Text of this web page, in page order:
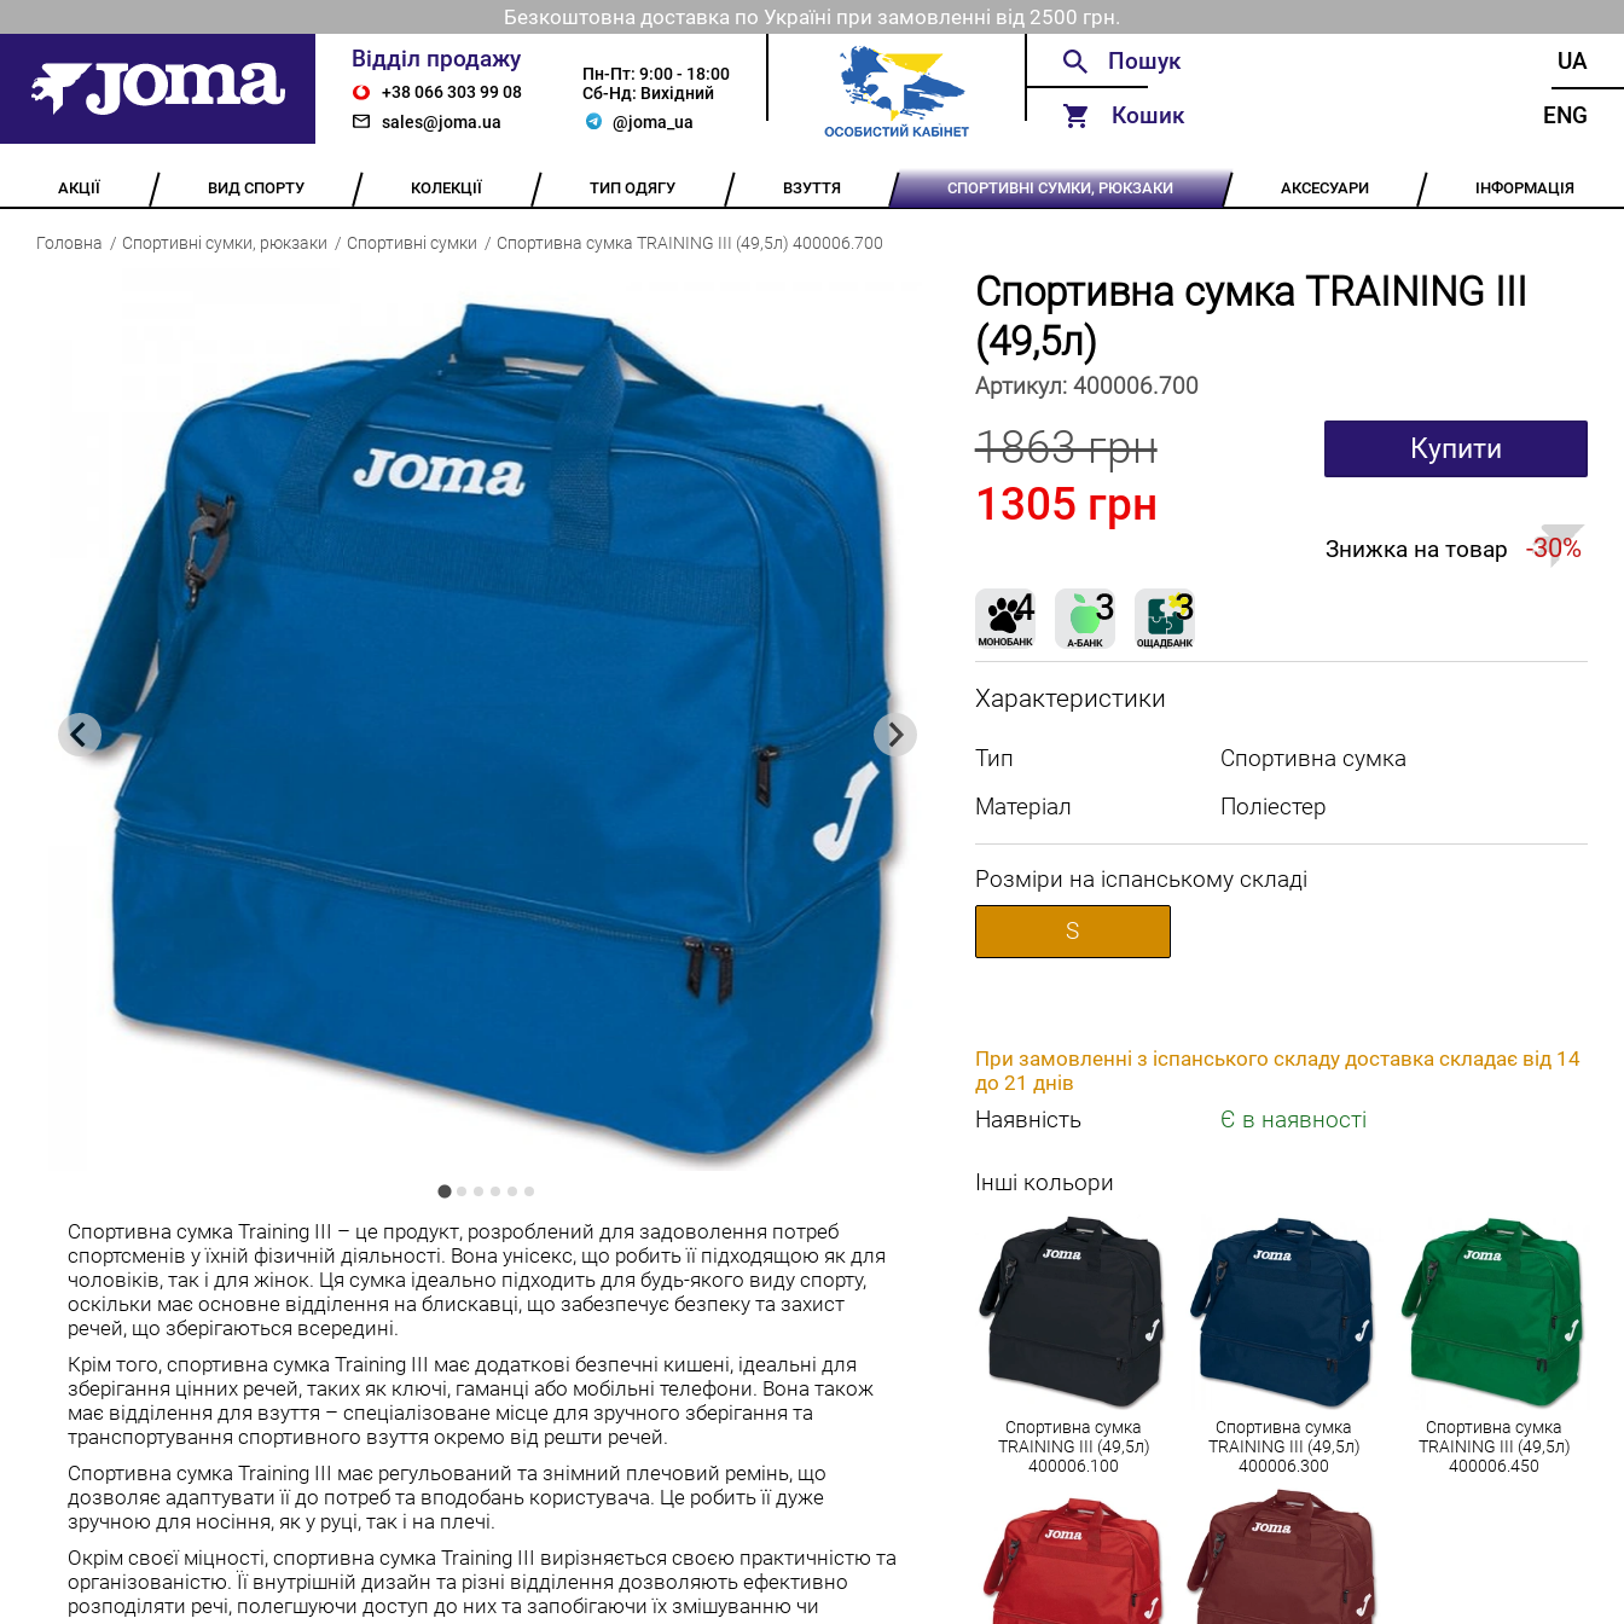
Безкоштовна доставка по Україні при замовленні від 2500 грн.
Відділ продажу
+38 066 303 99 08
sales@joma.ua
Пн-Пт: 9:00 - 18:00
Сб-Нд: Вихідний
@joma_ua
Кошик
UA
ENG
АКЦІЇ ВИД СПОРТУ КОЛЕКЦІЇ ТИП ОДЯГУ ВЗУТТЯ СПОРТИВНІ СУМКИ, РЮКЗАКИ АКСЕСУАРИ ІНФОРМАЦІЯ
Головна Спортивні сумки, рюкзаки Спортивні сумки Спортивна сумка TRAINING III (49,5л) 400006.700
Спортивна сумка Training III – це продукт, розроблений для задоволення потреб
спортсменів у їхній фізичній діяльності. Вона унісекс, що робить її підходящою як для
чоловіків, так і для жінок. Ця сумка ідеально підходить для будь-якого виду спорту,
оскільки має основне відділення на блискавці, що забезпечує безпеку та захист
речей, що зберігаються всередині.
Крім того, спортивна сумка Training III має додаткові безпечні кишені, ідеальні для
зберігання цінних речей, таких як ключі, гаманці або мобільні телефони. Вона також
має відділення для взуття – спеціалізоване місце для зручного зберігання та
транспортування спортивного взуття окремо від решти речей.
Спортивна сумка Training III має регульований та знімний плечовий ремінь, що
дозволяє адаптувати її до потреб та вподобань користувача. Це робить її дуже
зручною для носіння, як у руці, так і на плечі.
Окрім своєї міцності, спортивна сумка Training III вирізняється своєю практичністю та
організованістю. Її внутрішній дизайн та різні відділення дозволяють ефективно
розподіляти речі, полегшуючи доступ до них та запобігаючи їх змішуванню чи
Спортивна сумка TRAINING III
(49,5л)
Артикул: 400006.700
1863 грн
1305 грн
Купити
Знижка на товар -30%
Характеристики
Тип
Спортивна сумка
Матеріал
Поліестер
Розміри на іспанському складі
S
При замовленні з іспанського складу доставка складає від 14
до 21 днів
Наявність Є в наявності
Інші кольори
Спортивна сумка
TRAINING III (49,5л)
400006.100
Спортивна сумка
TRAINING III (49,5л)
400006.300
Спортивна сумка
TRAINING III (49,5л)
400006.450